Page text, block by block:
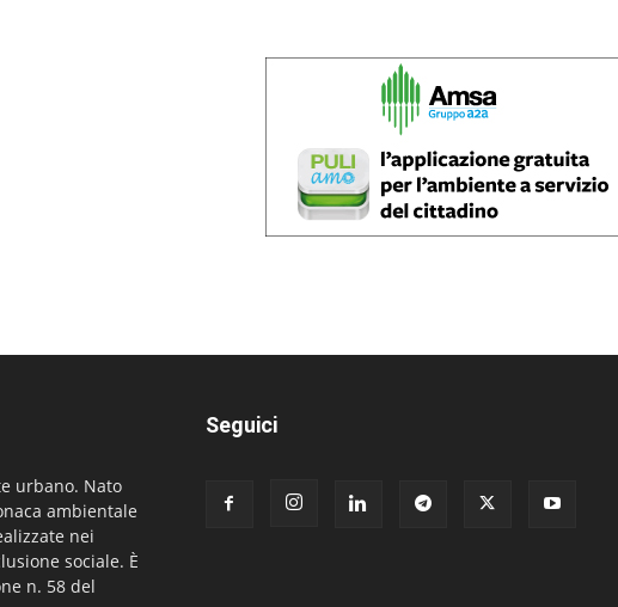
urbano. Nato
ambientale
nei
sociale. È
n. 58 del
Seguici